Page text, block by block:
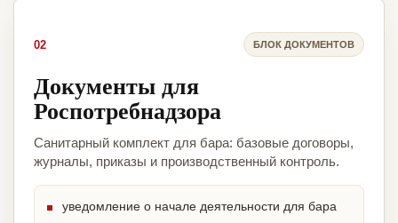
02 БЛОК ДОКУМЕНТОВ
Документы для
Роспотребнадзора
Санитарный комплект для бара: базовые договоры,
журналы, приказы и производственный контроль.
уведомление о начале деятельности для бара